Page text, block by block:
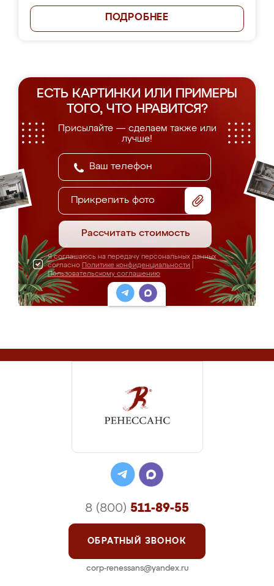
ПОДРОБНЕЕ
ЕСТЬ КАРТИНКИ ИЛИ ПРИМЕРЫ
ТОГО, ЧТО НРАВИТСЯ?
Присылайте — сделаем также или
лучше!
Прикрепить фото
Рассчитать стоимость
Я соглашаюсь на передачу персональных данных
согласно Политике конфиденциальности
Пользовательскому соглашению
8 (800) 511-89-55
ОБРАТНЫЙ ЗВОНОК
corp-renessans@yandex.ru